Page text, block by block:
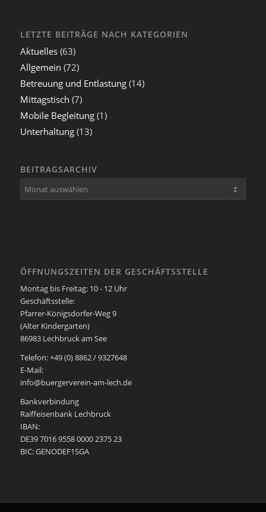
LETZTE BEITRÄGE NACH KATEGORIEN
Aktuelles(63)
Allgemein (72)
Betreuung und Entlastung(14)
Mittagstisch (7)
Mobile Begleitung(1)
Unterhaltung(13)
BEITRAGSARCHIV
ÖFFNUNGSZEITEN DER GESCHÄFTSSTELLE
Montag bis Freitag: 10 - 12 Uhr
Geschäftsstelle:
Pfarrer-Königsdorfer-Weg 9
(Alter Kindergarten)
86983 Lechbruck am See
Telefon: +49 (0) 8862 / 9327648
E-Mail:
info@buergerverein-am-lech.de
Bankverbindung
Raiffeisenbank Lechbruck
IBAN:
DE39 7016 9558 0000 2375 23
BIC: GENODEF1SGA